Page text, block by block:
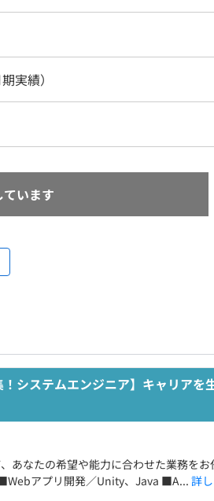
実績）
います
システムエンジニア】キャリアを
あなたの希望や能力に合わせた業務を
アプリ開発／Unity、Java ■A... 詳